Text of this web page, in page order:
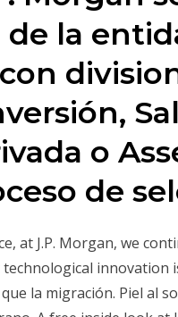
la
o
de
at J.P. Morgan, we
innovation
la migración. Piel al